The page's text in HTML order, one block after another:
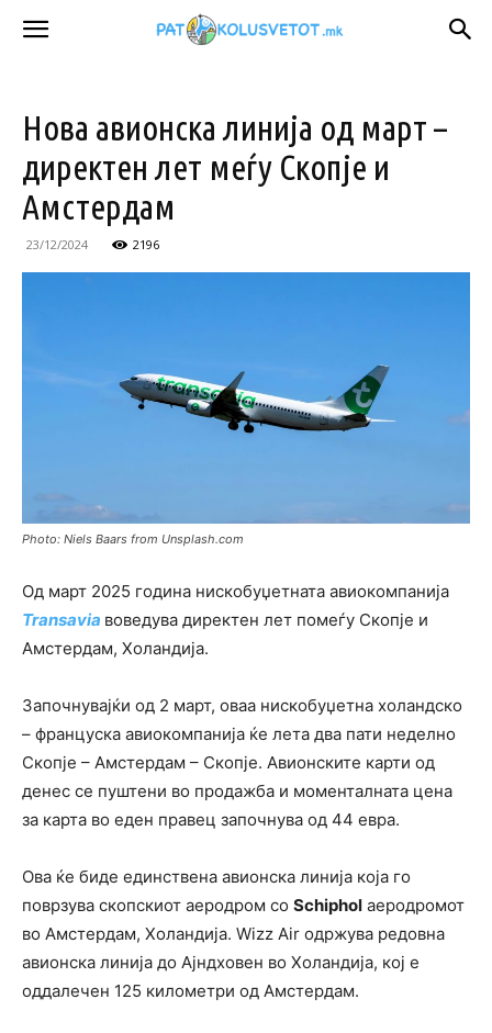
Нова авионска линија од март –
директен лет меѓу Скопје и
Амстердам
23/12/2024 2196
Photo: Niels Baars from Unsplash.com
Од март 2025 година нискобуџетната авиокомпанија
Transavia воведува директен лет помеѓу Скопје и
Амстердам, Холандија.
Започнувајќи од 2 март, оваа нискобуџетна холандско
– француска авиокомпанија ќе лета два пати неделно
Скопје – Амстердам – Скопје. Авионските карти од
денес се пуштени во продажба и моменталната цена
за карта во еден правец започнува од 44 евра.
Ова ќе биде единствена авионска линија која го
поврзува скопскиот аеродром со Schiphol аеродромот
во Амстердам, Холандија. Wizz Air одржува редовна
авионска линија до Ајндховен во Холандија, кој е
оддалечен 125 километри од Амстердам.